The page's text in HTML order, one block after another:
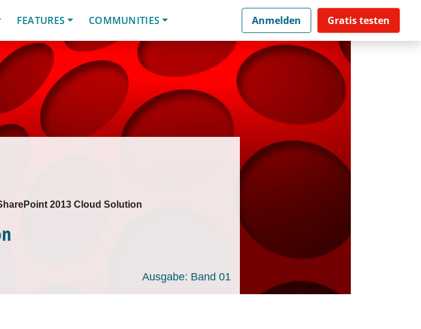
FEATURES COMMUNITIES Anmelden Gratis testen
2013 Cloud Solution
Ausgabe: Band 01